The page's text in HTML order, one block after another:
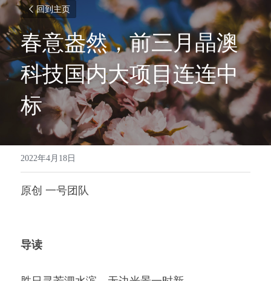
回到主页
春意盎然，前三月晶澳
科技国内大项目连连中
标
2022年4月18日
原创 一号团队
导读